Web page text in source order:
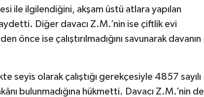
ile ilgilendiğini, akşam üstü atlara yapılan
Diğer davacı Z.M.’nin ise çiftlik evi
önce ise çalıştırılmadığını savunarak davanın
seyis olarak çalıştığı gerekçesiyle 4857 sayılı
bulunmadığına hükmetti. Davacı Z.M.’nin de